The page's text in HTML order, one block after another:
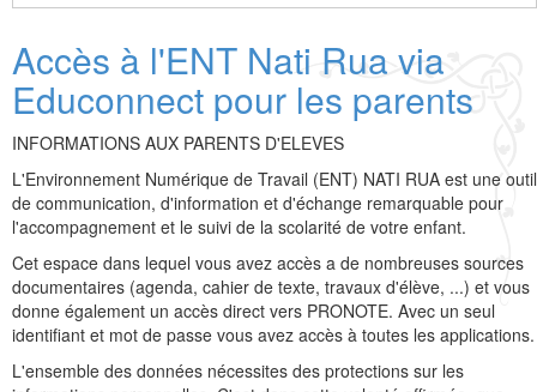
Accès à l'ENT Nati Rua via
Educonnect pour les parents
INFORMATIONS AUX PARENTS D'ELEVES
L'Environnement Numérique de Travail (ENT) NATI RUA est une outil
de communication, d'information et d'échange remarquable pour
l'accompagnement et le suivi de la scolarité de votre enfant.
Cet espace dans lequel vous avez accès a de nombreuses sources
documentaires (agenda, cahier de texte, travaux d'élève, ...) et vous
donne également un accès direct vers PRONOTE. Avec un seul
identifiant et mot de passe vous avez accès à toutes les applications.
L'ensemble des données nécessites des protections sur les